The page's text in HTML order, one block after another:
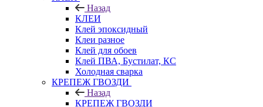
Назад
КЛЕИ
Клей эпоксидный
Клеи разное
Клей для обоев
Клей ПВА, Бустилат, КС
Холодная сварка
КРЕПЕЖ ГВОЗДИ
Назад
КРЕПЕЖ ГВОЗДИ